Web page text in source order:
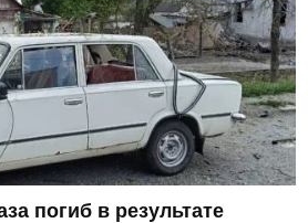
погиб в результате